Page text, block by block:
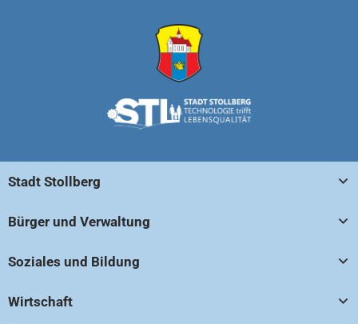
Stadt Stollberg
Bürger und Verwaltung
Soziales und Bildung
Wirtschaft